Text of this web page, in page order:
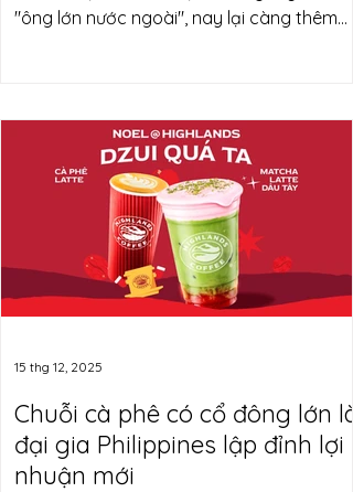
"ông lớn nước ngoài", nay lại càng thêm
Bản đồ rạp chiếu phim Việt Nam Sau giai
đoạn chịu tác động nặng nề của dịch
bệnh, thị trường rạp chiếu phim Việt Nam
đã trở lại quỹ đạo tăng trưởng, với bức
tranh cạnh tranh ngày càng rõ nét giữa
các hệ thống lớn – nhỏ. Theo dữ liệu thống
Chuỗi cà phê có cổ đông lớn là
đại gia Philippines lập đỉnh lợi
nhuận mới
15 thg 12, 2025